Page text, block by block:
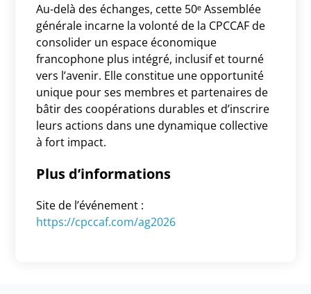
Au-delà des échanges, cette 50ᵉ Assemblée
générale incarne la volonté de la CPCCAF de
consolider un espace économique
francophone plus intégré, inclusif et tourné
vers l’avenir. Elle constitue une opportunité
unique pour ses membres et partenaires de
bâtir des coopérations durables et d’inscrire
leurs actions dans une dynamique collective
à fort impact.
Plus d’informations
Site de l’événement :
https://cpccaf.com/ag2026